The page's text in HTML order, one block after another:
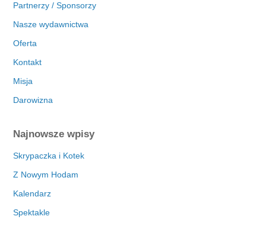
Partnerzy / Sponsorzy
Nasze wydawnictwa
Oferta
Kontakt
Misja
Darowizna
Najnowsze wpisy
Skrypaczka i Kotek
Z Nowym Hodam
Kalendarz
Spektakle